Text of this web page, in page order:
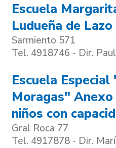
Escuela
Ludueña de
Sarmiento 571
Tel. 4918746 - Dir.
Escuela
Moragas" Anexo
niños con
Gral Roca 77
Tel. 4917878 - Dir.